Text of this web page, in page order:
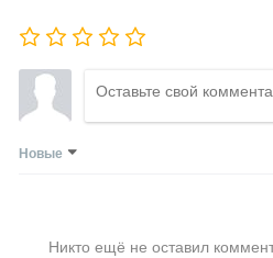
Новые
Никто ещё не оставил